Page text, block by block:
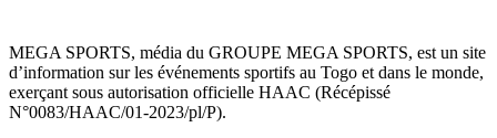
MEGA SPORTS, média du GROUPE MEGA SPORTS, est un site
d’information sur les événements sportifs au Togo et dans le monde,
exerçant sous autorisation officielle HAAC (Récépissé
N°0083/HAAC/01-2023/pl/P).